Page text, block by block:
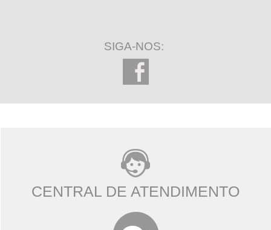
SIGA-NOS:
CENTRAL DE ATENDIMENTO